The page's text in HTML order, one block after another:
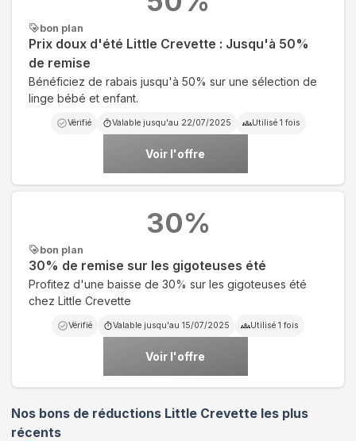
bon plan
Prix doux d'été Little Crevette : Jusqu'à 50%
de remise
Bénéficiez de rabais jusqu'à 50% sur une sélection de
linge bébé et enfant.
Vérifié Valable jusqu'au 22/07/2025 Utilisé 1 fois
Voir l'offre
bon plan
30% de remise sur les gigoteuses été
Profitez d'une baisse de 30% sur les gigoteuses été
chez Little Crevette
Vérifié Valable jusqu'au 15/07/2025 Utilisé 1 fois
Voir l'offre
30%
Nos bons de réductions Little Crevette les plus
récents